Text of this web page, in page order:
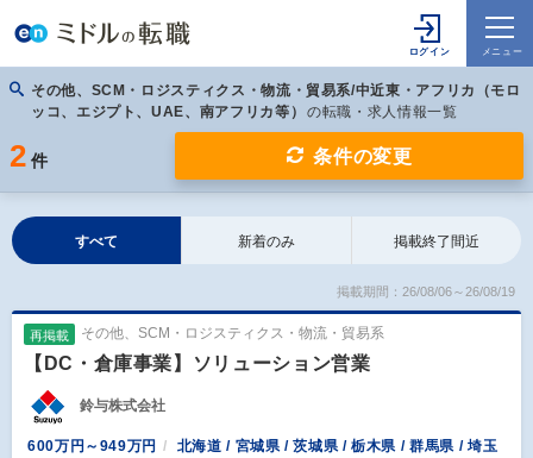
その他、SCM・ロジスティクス・物流・貿易系/中近東・アフリカ（モロ
ッコ、エジプト、UAE、南アフリカ等）
の転職・求人情報一覧
2 件 条件の変更
すべて 新着のみ 掲載終了間近
掲載期間：26/08/06～26/08/19
再掲載 その他、SCM・ロジスティクス・物流・貿易系
【DC・倉庫事業】ソリューション営業
鈴与株式会社
600万円～949万円
北海道 / 宮城県 / 茨城県 / 栃木県 / 群馬県 / 埼玉